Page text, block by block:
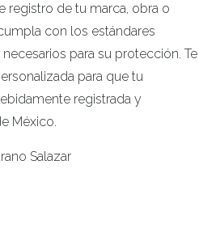
registro de tu marca, obra o
con los estándares
para su protección. Te
para que tu
registrada y
México.
Salazar